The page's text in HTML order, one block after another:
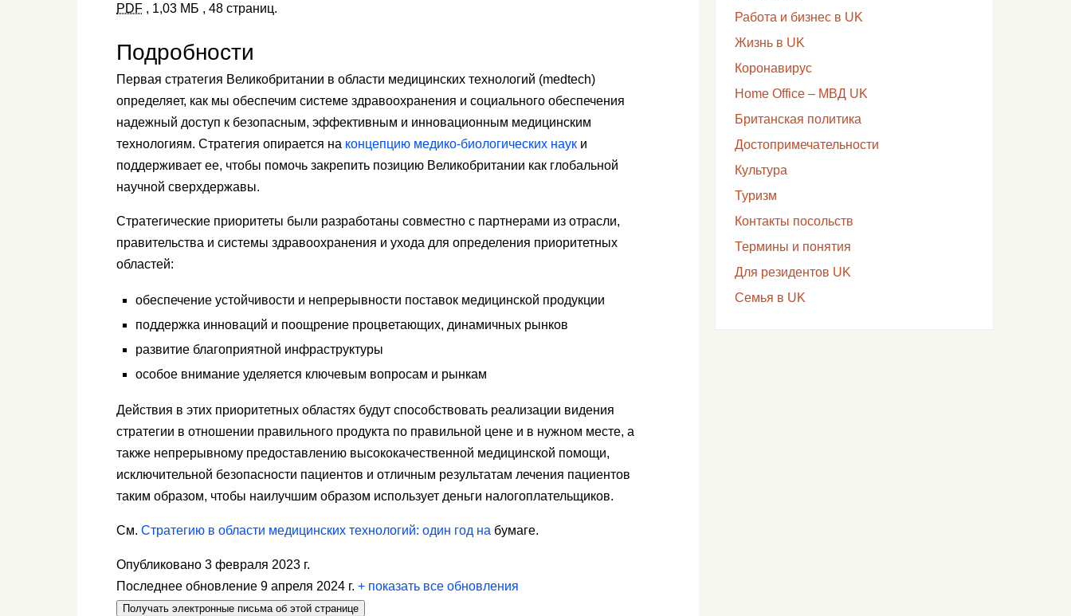
PDF , 1,03 МБ , 48 страниц.
Подробности
Первая стратегия Великобритании в области медицинских технологий (medtech)
определяет, как мы обеспечим системе здравоохранения и социального обеспечения
надежный доступ к безопасным, эффективным и инновационным медицинским
технологиям. Стратегия опирается на концепцию медико-биологических наук и
поддерживает ее, чтобы помочь закрепить позицию Великобритании как глобальной
научной сверхдержавы.
Стратегические приоритеты были разработаны совместно с партнерами из отрасли,
правительства и системы здравоохранения и ухода для определения приоритетных
областей:
обеспечение устойчивости и непрерывности поставок медицинской продукции
поддержка инноваций и поощрение процветающих, динамичных рынков
развитие благоприятной инфраструктуры
особое внимание уделяется ключевым вопросам и рынкам
Действия в этих приоритетных областях будут способствовать реализации видения
стратегии в отношении правильного продукта по правильной цене и в нужном месте, а
также непрерывному предоставлению высококачественной медицинской помощи,
исключительной безопасности пациентов и отличным результатам лечения пациентов
таким образом, чтобы наилучшим образом использует деньги налогоплательщиков.
См. Стратегию в области медицинских технологий: один год на бумаге.
Опубликовано 3 февраля 2023 г.
Последнее обновление 9 апреля 2024 г. + показать все обновления
Получать электронные письма об этой странице
Работа и бизнес в UK
Жизнь в UK
Коронавирус
Home Office – МВД UK
Британская политика
Достопримечательности
Культура
Туризм
Контакты посольств
Термины и понятия
Для резидентов UK
Семья в UK